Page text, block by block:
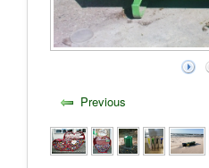
Previous